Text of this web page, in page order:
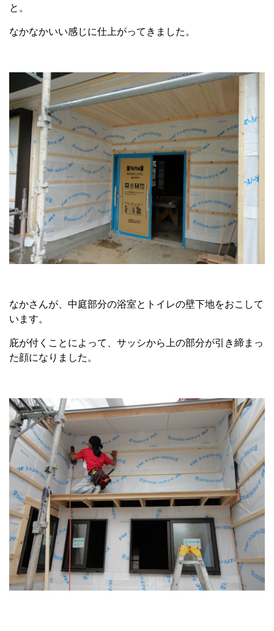
と。
なかなかいい感じに仕上がってきました。
なかさんが、中庭部分の浴室とトイレの壁下地をおこして
います。
庇が付くことによって、サッシから上の部分が引き締まっ
た顔になりました。